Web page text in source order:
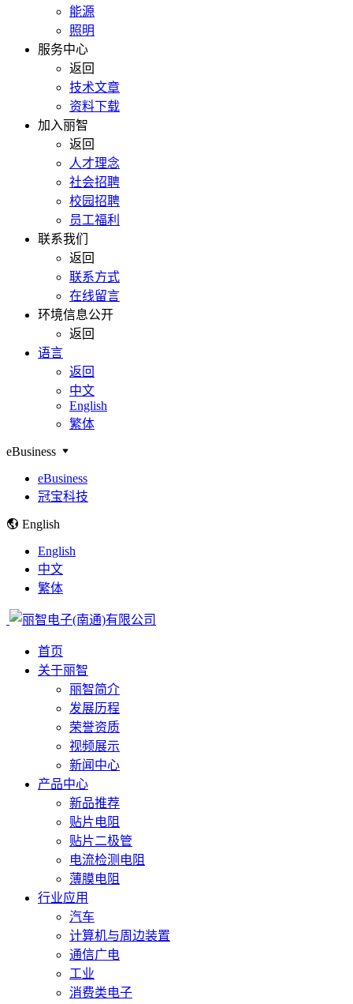
能源
照明
服务中心
返回
技术文章
资料下载
加入丽智
返回
人才理念
社会招聘
校园招聘
员工福利
联系我们
返回
联系方式
在线留言
环境信息公开
返回
语言
返回
中文
English
繁体
eBusiness
eBusiness
冠宝科技
English
English
中文
繁体
首页
关于丽智
丽智简介
发展历程
荣誉资质
视频展示
新闻中心
产品中心
新品推荐
贴片电阻
贴片二极管
电流检测电阻
薄膜电阻
行业应用
汽车
计算机与周边装置
通信广电
工业
消费类电子